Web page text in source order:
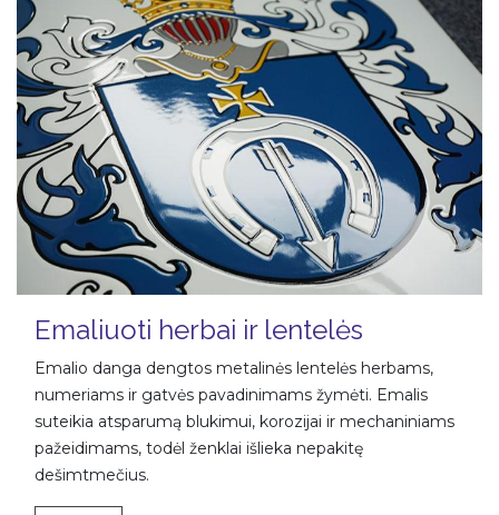
Emaliuoti herbai ir lentelės
Emalio danga dengtos metalinės lentelės herbams,
numeriams ir gatvės pavadinimams žymėti. Emalis
suteikia atsparumą blukimui, korozijai ir mechaniniams
pažeidimams, todėl ženklai išlieka nepakitę
dešimtmečius.